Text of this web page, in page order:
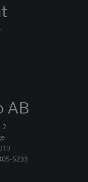
AB
2
5233